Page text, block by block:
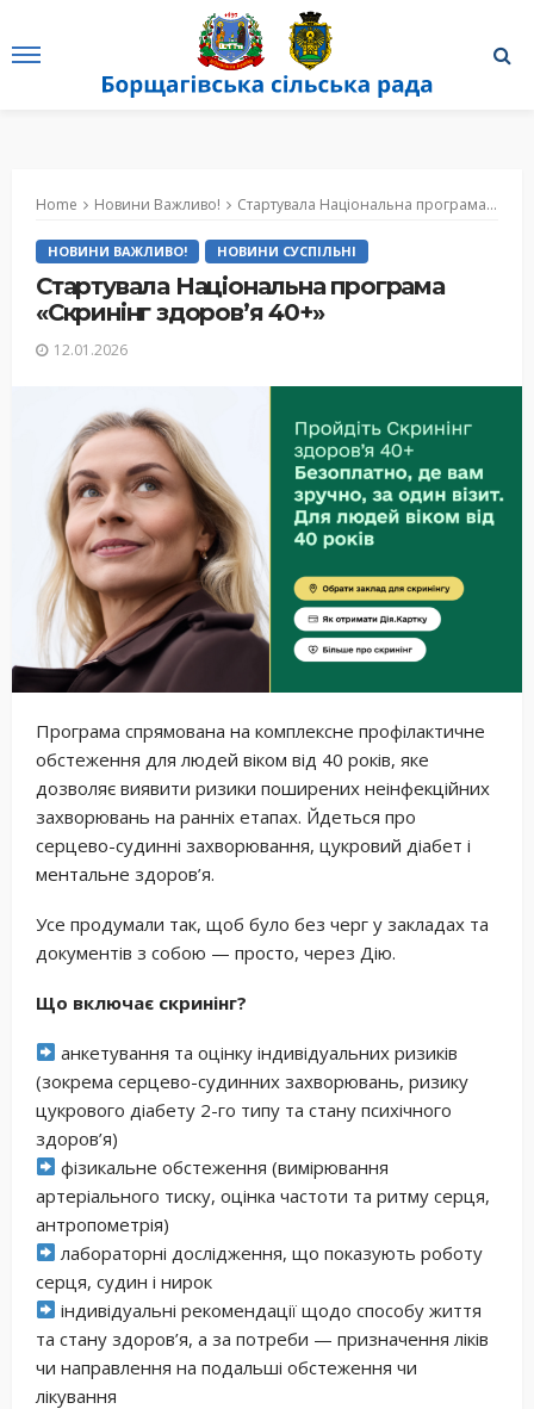
Home Новини Важливо! Стартувала Національна програма «Скринінг здоров’я 40+»
НОВИНИ ВАЖЛИВО! НОВИНИ СУСПІЛЬНІ
Стартувала Національна програма
«Скринінг здоров’я 40+»
12.01.2026
Програма спрямована на комплексне профілактичне
обстеження для людей віком від 40 років, яке
дозволяє виявити ризики поширених неінфекційних
захворювань на ранніх етапах. Йдеться про
серцево-судинні захворювання, цукровий діабет і
ментальне здоров’я.
Усе продумали так, щоб було без черг у закладах та
документів з собою — просто, через Дію.
Що включає скринінг?
анкетування та оцінку індивідуальних ризиків
(зокрема серцево-судинних захворювань, ризику
цукрового діабету 2-го типу та стану психічного
здоров’я)
фізикальне обстеження (вимірювання
артеріального тиску, оцінка частоти та ритму серця,
антропометрія)
лабораторні дослідження, що показують роботу
серця, судин і нирок
індивідуальні рекомендації щодо способу життя
та стану здоров’я, а за потреби — призначення ліків
чи направлення на подальші обстеження чи
лікування